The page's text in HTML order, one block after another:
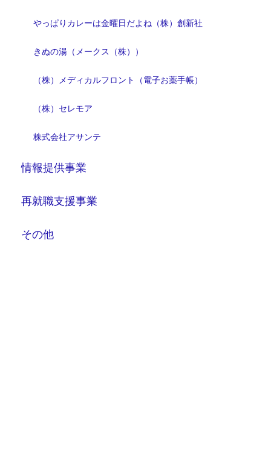
やっぱりカレーは金曜日だよね（株）創新社
きぬの湯（メークス（株））
（株）メディカルフロント（電子お薬手帳）
（株）セレモア
株式会社アサンテ
情報提供事業
再就職支援事業
その他